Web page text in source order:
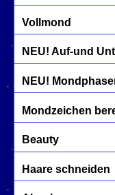
Vollmond
NEU! Auf-und
NEU!
Mondzeichen
Beauty
Haare schneiden